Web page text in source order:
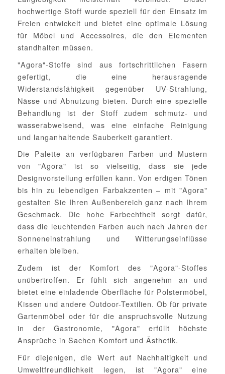
hochwertige Stoff wurde speziell für den Einsatz im
Freien entwickelt und bietet eine optimale Lösung
für Möbel und Accessoires, die den Elementen
standhalten müssen.
"Agora"-Stoffe sind aus fortschrittlichen Fasern
gefertigt, die eine herausragende
Widerstandsfähigkeit gegenüber UV-Strahlung,
Nässe und Abnutzung bieten. Durch eine spezielle
Behandlung ist der Stoff zudem schmutz- und
wasserabweisend, was eine einfache Reinigung
und langanhaltende Sauberkeit garantiert.
Die Palette an verfügbaren Farben und Mustern
von "Agora" ist so vielseitig, dass sie jede
Designvorstellung erfüllen kann. Von erdigen Tönen
bis hin zu lebendigen Farbakzenten – mit "Agora"
gestalten Sie Ihren Außenbereich ganz nach Ihrem
Geschmack. Die hohe Farbechtheit sorgt dafür,
dass die leuchtenden Farben auch nach Jahren der
Sonneneinstrahlung und Witterungseinflüsse
erhalten bleiben.
Zudem ist der Komfort des "Agora"-Stoffes
unübertroffen. Er fühlt sich angenehm an und
bietet eine einladende Oberfläche für Polstermöbel,
Kissen und andere Outdoor-Textilien. Ob für private
Gartenmöbel oder für die anspruchsvolle Nutzung
in der Gastronomie, "Agora" erfüllt höchste
Ansprüche in Sachen Komfort und Ästhetik.
Für diejenigen, die Wert auf Nachhaltigkeit und
Umweltfreundlichkeit legen, ist "Agora" eine